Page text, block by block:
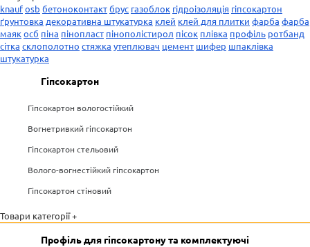
knaufosb бетоноконтактбрус газоблок гідроізоляція гіпсокартон
ґрунтовка декоративна штукатурка клей клей для плитки фарба фарба
маякосб піна пінопласт пінополістирол пісок плівка профіль ротбанд
сітка склополотно стяжка утеплювач цемент шифер шпаклівка
штукатурка
Гіпсокартон
Гіпсокартон вологостійкий
Вогнетривкий гіпсокартон
Гіпсокартон стельовий
Волого-вогнестійкий гіпсокартон
Гіпсокартон стіновий
Товари категорії +
Профіль для гіпсокартону та комплектуючі